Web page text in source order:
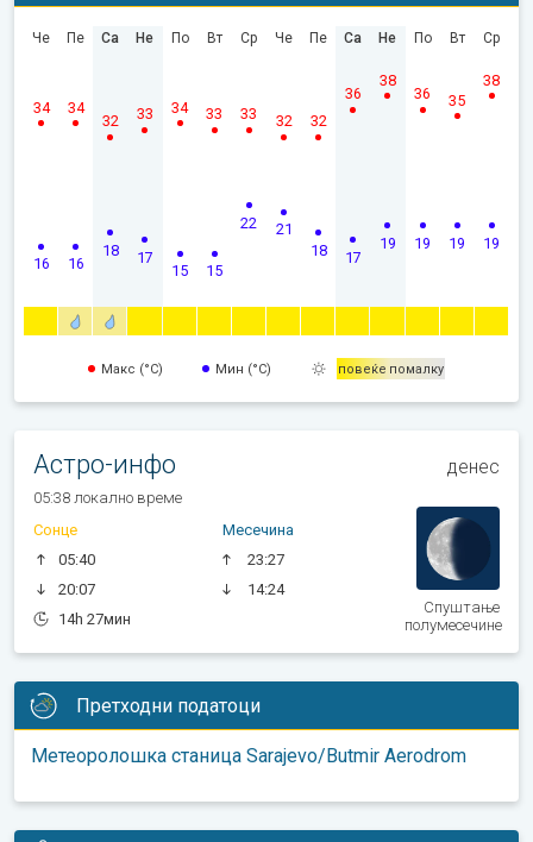
Че
16
34
Пе
16
34
Са
18
32
Не
17
33
По
15
34
Вт
15
33
Ср
22
33
Че
21
32
Пе
18
32
Са
17
36
Не
19
38
По
19
36
Вт
19
35
Ср
19
38
Макс (°C) Мин (°C) повеќе помалку
Астро-инфо денес
05:38 локално време
Сонце
05:40
20:07
14h 27мин
Месечина
23:27
14:24
Спуштање
полумесечине
Претходни податоци
Метеоролошка станица Sarajevo/Butmir Aerodrom